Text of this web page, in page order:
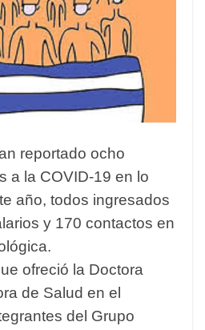
reportado ocho
a la COVID-19 en lo
año, todos ingresados
y 170 contactos en
ofreció la Doctora
de Salud en el
del Grupo